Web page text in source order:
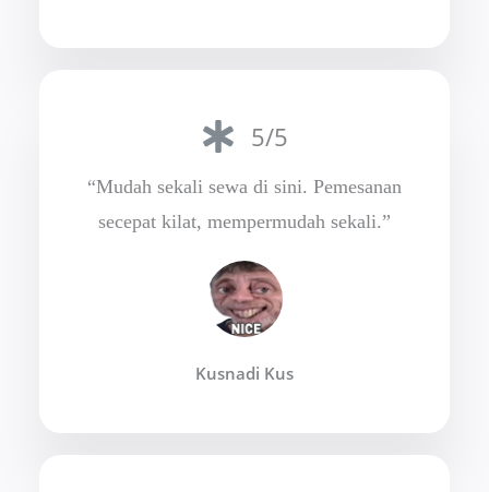
5/5
“Mudah sekali sewa di sini. Pemesanan
secepat kilat, mempermudah sekali.”
Kusnadi Kus